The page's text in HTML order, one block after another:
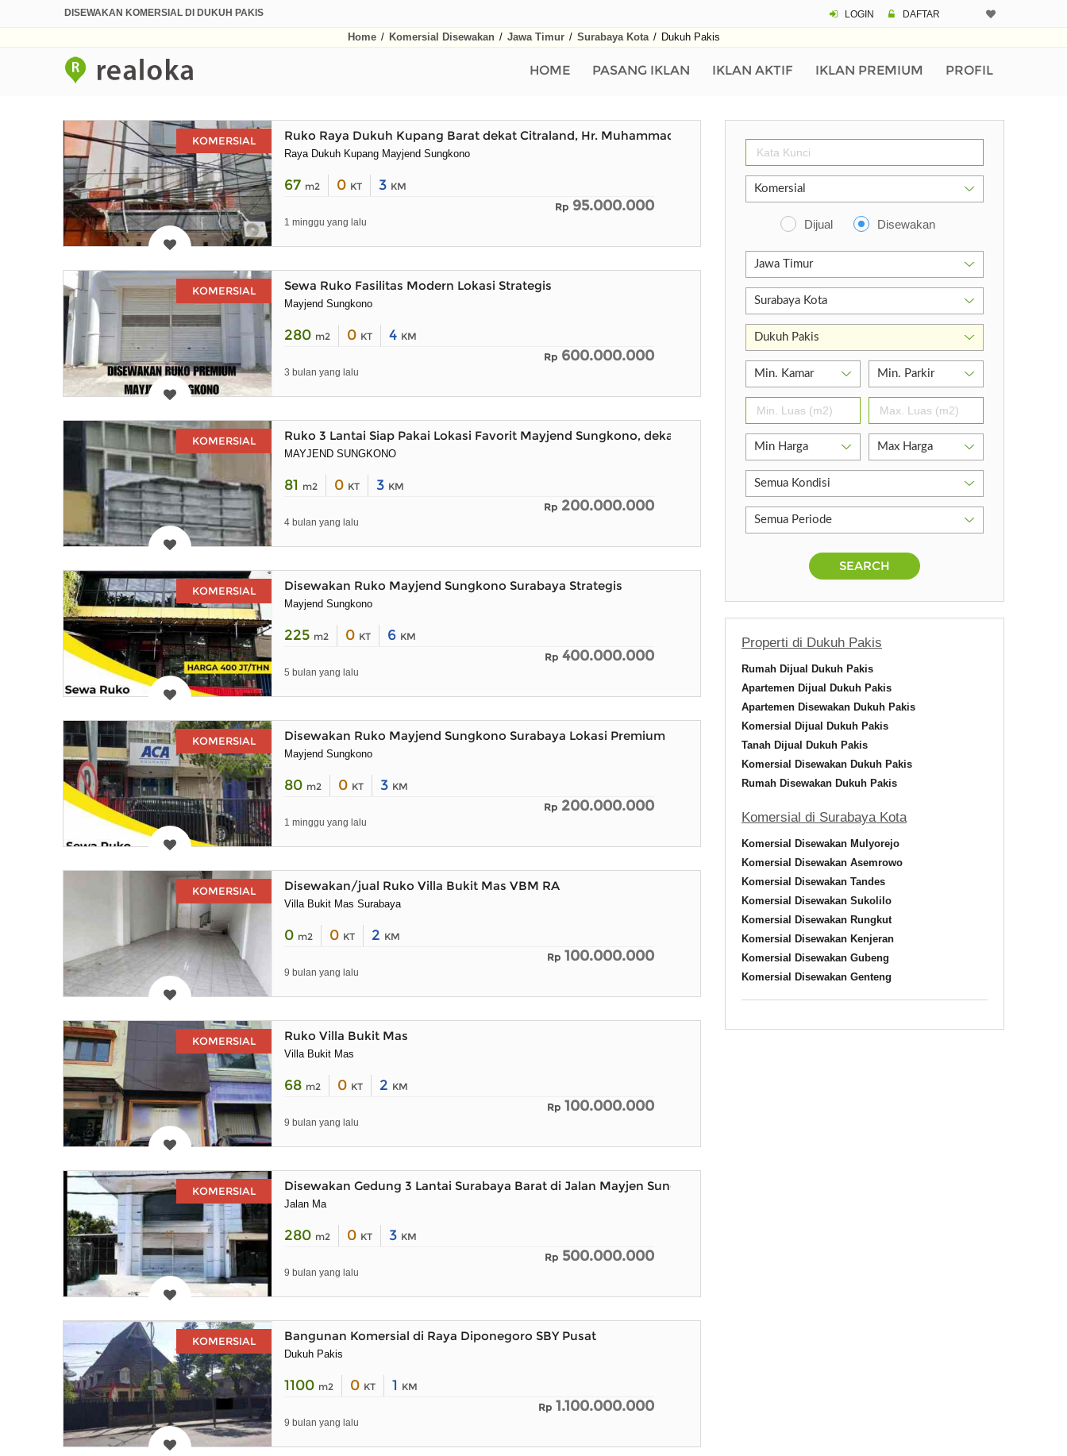
DISEWAKAN KOMERSIAL DI DUKUH PAKIS LOGIN DAFTAR
Home / Komersial Disewakan / Jawa Timur / Surabaya Kota / Dukuh Pakis
HOME PASANG IKLAN IKLAN AKTIF IKLAN PREMIUM PROFIL
KOMERSIAL Ruko Raya Dukuh Kupang Barat dekat Citraland, Hr. Muhammad DND
Raya Dukuh Kupang Mayjend Sungkono
67 m2 0 KT 3 KM
Rp 95.000.000
1 minggu yang lalu
KOMERSIAL Sewa Ruko Fasilitas Modern Lokasi Strategis
Mayjend Sungkono
280 m2 0 KT 4 KM
Rp 600.000.000
3 bulan yang lalu
KOMERSIAL Ruko 3 Lantai Siap Pakai Lokasi Favorit Mayjend Sungkono, dekat Ciputr
MAYJEND SUNGKONO
81 m2 0 KT 3 KM
Rp 200.000.000
4 bulan yang lalu
KOMERSIAL Disewakan Ruko Mayjend Sungkono Surabaya Strategis
Mayjend Sungkono
225 m2 0 KT 6 KM
Rp 400.000.000
5 bulan yang lalu
KOMERSIAL Disewakan Ruko Mayjend Sungkono Surabaya Lokasi Premium
Mayjend Sungkono
80 m2 0 KT 3 KM
Rp 200.000.000
1 minggu yang lalu
KOMERSIAL Disewakan/jual Ruko Villa Bukit Mas VBM RA
Villa Bukit Mas Surabaya
0 m2 0 KT 2 KM
Rp 100.000.000
9 bulan yang lalu
KOMERSIAL Ruko Villa Bukit Mas
Villa Bukit Mas
68 m2 0 KT 2 KM
Rp 100.000.000
9 bulan yang lalu
KOMERSIAL Disewakan Gedung 3 Lantai Surabaya Barat di Jalan Mayjen Sungkono
Jalan Ma
280 m2 0 KT 3 KM
Rp 500.000.000
9 bulan yang lalu
KOMERSIAL Bangunan Komersial di Raya Diponegoro SBY Pusat
Dukuh Pakis
1100 m2 0 KT 1 KM
Rp 1.100.000.000
9 bulan yang lalu
Dijual Disewakan
SEARCH
Properti di Dukuh Pakis
Rumah Dijual Dukuh Pakis
Apartemen Dijual Dukuh Pakis
Apartemen Disewakan Dukuh Pakis
Komersial Dijual Dukuh Pakis
Tanah Dijual Dukuh Pakis
Komersial Disewakan Dukuh Pakis
Rumah Disewakan Dukuh Pakis
Komersial di Surabaya Kota
Komersial Disewakan Mulyorejo
Komersial Disewakan Asemrowo
Komersial Disewakan Tandes
Komersial Disewakan Sukolilo
Komersial Disewakan Rungkut
Komersial Disewakan Kenjeran
Komersial Disewakan Gubeng
Komersial Disewakan Genteng